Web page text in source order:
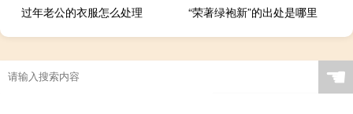
过年老公的衣服怎么处理
“荣著绿袍新”的出处是哪里
☚